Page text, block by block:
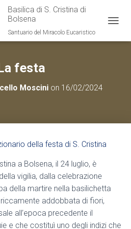
Basilica di S. Cristina di
Bolsena
Santuario del Miracolo Eucaristico
festa
Moscini on 16/02/2024
della festa di S. Cristina
a Bolsena, il 24 luglio, è
vigilia, dalla celebrazione
della martire nella basilichetta
addobbata di fiori,
all’epoca precedente il
e che costituì uno degli indizi che